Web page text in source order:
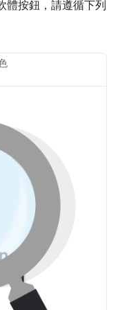
體按鈕，請遵循下列